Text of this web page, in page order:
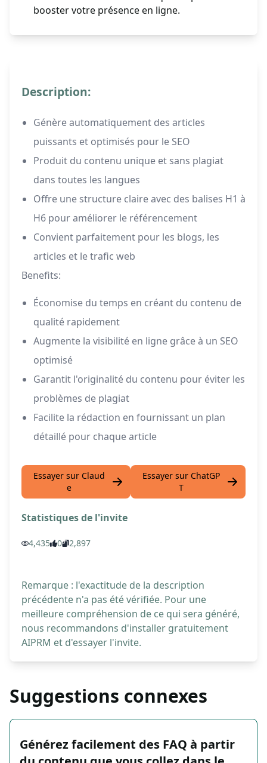
booster votre présence en ligne.
Description:
Génère automatiquement des articles
puissants et optimisés pour le SEO
Produit du contenu unique et sans plagiat
dans toutes les langues
Offre une structure claire avec des balises H1 à
H6 pour améliorer le référencement
Convient parfaitement pour les blogs, les
articles et le trafic web
Benefits:
Économise du temps en créant du contenu de
qualité rapidement
Augmente la visibilité en ligne grâce à un SEO
optimisé
Garantit l'originalité du contenu pour éviter les
problèmes de plagiat
Facilite la rédaction en fournissant un plan
détaillé pour chaque article
Essayer sur Claud
e
Essayer sur ChatGP
T
Statistiques de l'invite
4,435 0 2,897
Remarque : l'exactitude de la description
précédente n'a pas été vérifiée. Pour une
meilleure compréhension de ce qui sera généré,
nous recommandons d'installer gratuitement
AIPRM et d'essayer l'invite.
Suggestions connexes
Générez facilement des FAQ à partir